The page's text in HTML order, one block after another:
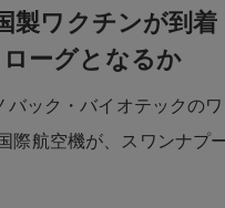
製ワクチンが到着
ーグとなるか
バック・バイオテックの
際航空機が、スワンナプ